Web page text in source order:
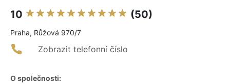
10 (50)
Praha, Růžová 970/7
Zobrazit telefonní číslo
O společnosti: